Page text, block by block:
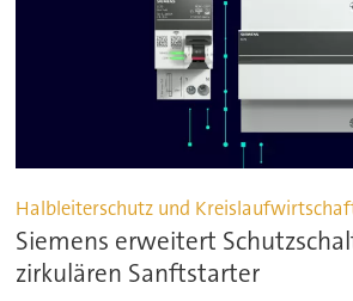
Halbleiterschutz und
Siemens erweitert
zirkulären Sanftstarter